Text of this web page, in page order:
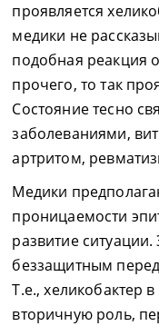
проявляется
медики не
подобная реакция
прочего, то так
Состояние тесно
заболеваниями,
артритом,
Медики
проницаемости
развитие
беззащитным
Т.е., хеликобактер
вторичную роль,